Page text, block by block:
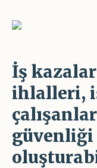
İş
ihlalleri,